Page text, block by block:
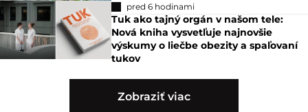
pred 6 hodinami
Tuk ako tajný orgán v našom tele:
Nová kniha vysvetľuje najnovšie
výskumy o liečbe obezity a spaľovaní
tukov
Zobraziť viac